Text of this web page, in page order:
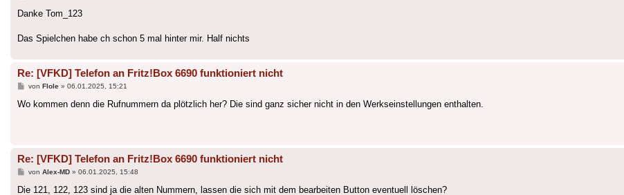
Danke Tom_123
Das Spielchen habe ch schon 5 mal hinter mir. Half nichts
Re: [VFKD] Telefon an Fritz!Box 6690 funktioniert nicht
Beitrag
von Flole» 06.01.2025, 15:21
Wo kommen denn die Rufnummern da plötzlich her? Die sind ganz sicher nicht in den Werkseinstellungen enthalten.
Re: [VFKD] Telefon an Fritz!Box 6690 funktioniert nicht
Beitrag
von Alex-MD» 06.01.2025, 15:48
Die 121, 122, 123 sind ja die alten Nummern, lassen die sich mit dem bearbeiten Button eventuell löschen?